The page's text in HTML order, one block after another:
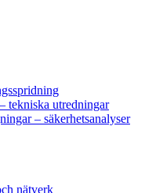
tekniska utredningar
– säkerhetsanalyser
nätverk